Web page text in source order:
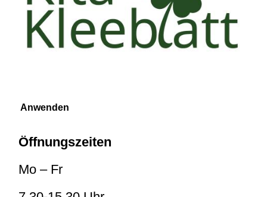
Öffnungszeiten
Mo – Fr